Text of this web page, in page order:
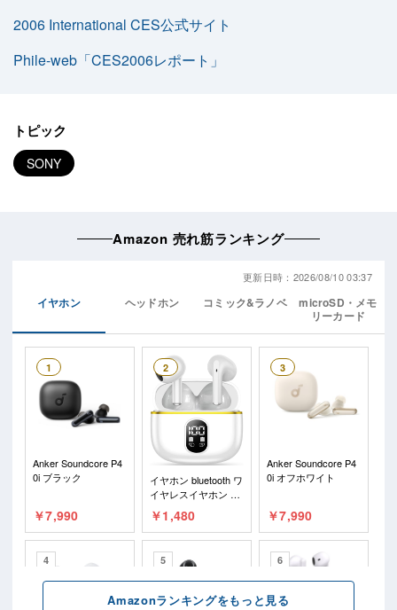
2006 International CES公式サイト
Phile-web「CES2006レポート」
トピック
SONY